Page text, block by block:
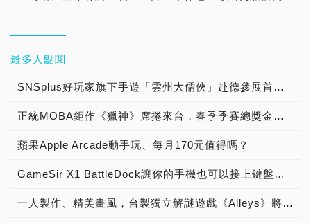
最多人點閱
SNSplus好玩家旗下手遊「雲州大儒俠」赴德參展首度亮相
正統MOBA鉅作《獵神》席捲來台，春季季賽總獎金冠軍獨拿新台幣1000萬!!!
蘋果Apple Arcade動手玩、每月170元值得嗎？
GameSir X1 BattleDock讓你的手機也可以接上鍵盤滑鼠「吃雞」
一人製作、精美畫風，台製獨立解謎遊戲《Alleys》將於5月17日正式上市